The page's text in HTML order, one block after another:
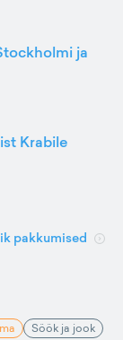
ja
Krabile
pakkumised
Söök ja jook